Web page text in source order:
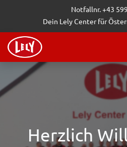
Zum Inhalt springenNotfallnr. +43
Dein Lely Center für
Herzlich